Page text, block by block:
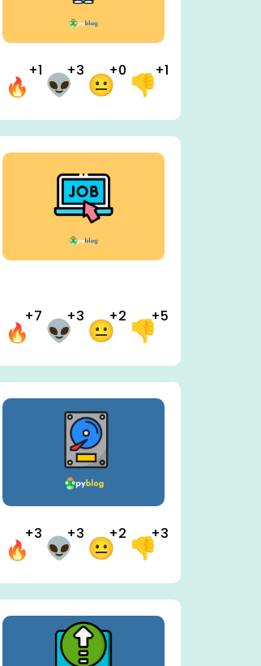
+1 +3 +0 +1
+7 +3 +2 +5
+3 +3 +2 +3